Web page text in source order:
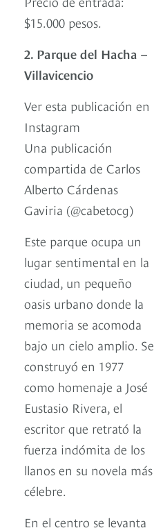
$15.000 pesos.
2. Parque del Hacha –
Villavicencio
Ver esta publicación en
Instagram
Una publicación
compartida de Carlos
Alberto Cárdenas
Gaviria (@cabetocg)
Este parque ocupa un
lugar sentimental en la
ciudad, un pequeño
oasis urbano donde la
memoria se acomoda
bajo un cielo amplio. Se
construyó en 1977
como homenaje a José
Eustasio Rivera, el
escritor que retrató la
fuerza indómita de los
llanos en su novela más
célebre.
En el centro se levanta